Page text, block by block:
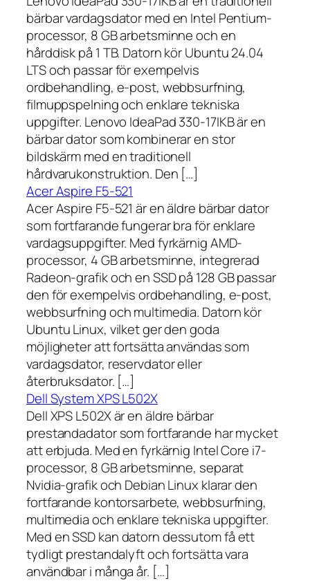
bärbar vardagsdator med en Intel Pentium-
processor, 8 GB arbetsminne och en
hårddisk på 1 TB. Datorn kör Ubuntu 24.04
LTS och passar för exempelvis
ordbehandling, e-post, webbsurfning,
filmuppspelning och enklare tekniska
uppgifter. Lenovo IdeaPad 330-17IKB är en
bärbar dator som kombinerar en stor
bildskärm med en traditionell
hårdvarukonstruktion. Den […]
Acer Aspire F5-521
Acer Aspire F5-521 är en äldre bärbar dator
som fortfarande fungerar bra för enklare
vardagsuppgifter. Med fyrkärnig AMD-
processor, 4 GB arbetsminne, integrerad
Radeon-grafik och en SSD på 128 GB passar
den för exempelvis ordbehandling, e-post,
webbsurfning och multimedia. Datorn kör
Ubuntu Linux, vilket ger den goda
möjligheter att fortsätta användas som
vardagsdator, reservdator eller
återbruksdator. […]
Dell System XPS L502X
Dell XPS L502X är en äldre bärbar
prestandadator som fortfarande har mycket
att erbjuda. Med en fyrkärnig Intel Core i7-
processor, 8 GB arbetsminne, separat
Nvidia-grafik och Debian Linux klarar den
fortfarande kontorsarbete, webbsurfning,
multimedia och enklare tekniska uppgifter.
Med en SSD kan datorn dessutom få ett
tydligt prestandalyft och fortsätta vara
användbar i många år. […]